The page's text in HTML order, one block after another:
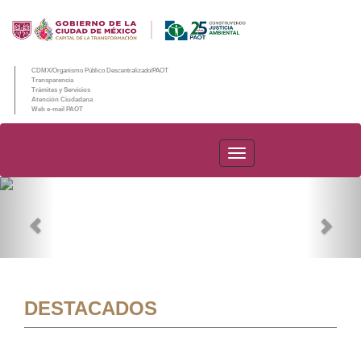
CDMX/Organismo Público Descentralizado/PAOT
Transparencia
Trámites y Servicios
Atención Ciudadana
Web e-mail PAOT
PAOT
DESTACADOS